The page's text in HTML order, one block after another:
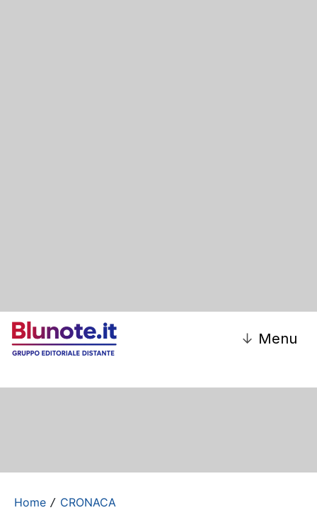
↓ Menu
Home / CRONACA